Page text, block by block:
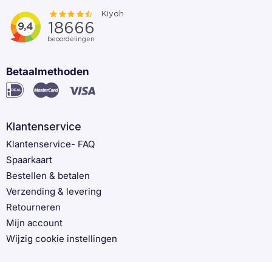
Betaalmethoden
Klantenservice
Klantenservice- FAQ
Spaarkaart
Bestellen & betalen
Verzending & levering
Retourneren
Mijn account
Wijzig cookie instellingen